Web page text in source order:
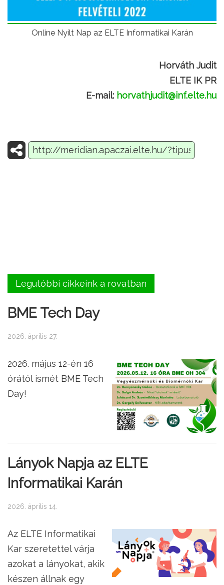
Online Nyílt Nap az ELTE Informatikai Karán
Horváth Judit
ELTE IK PR
E-mail: horvathjudit@inf.elte.hu
Legutóbbi cikkeink a rovatban
BME Tech Day
2026. április 27.
2026. május 12-én 16
órától ismét BME Tech
Day!
Lányok Napja az ELTE
Informatikai Karán
2026. április 14.
Az ELTE Informatikai
Kar szeretettel várja
azokat a lányokat, akik
készen állnak egy